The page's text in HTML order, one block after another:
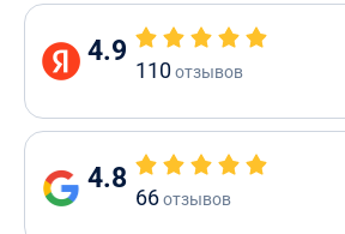
4.9
110отзывов
4.8
66отзывов